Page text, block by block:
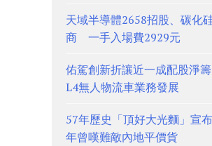
天域半導體2658招股、碳化
商 一手入場費2929元
佑駕創新折讓近一成配股淨
L4無人物流車業務發展
57年歷史「頂好大光麵」宣
年曾嘆難敵內地平價貨